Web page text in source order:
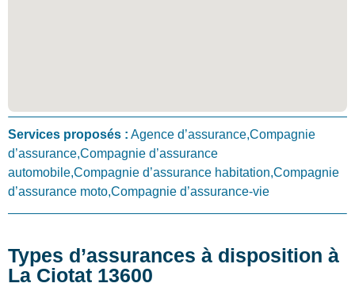
Services proposés : Agence d’assurance,Compagnie
d’assurance,Compagnie d’assurance
automobile,Compagnie d’assurance habitation,Compagnie
d’assurance moto,Compagnie d’assurance-vie
Types d’assurances à disposition à
La Ciotat 13600